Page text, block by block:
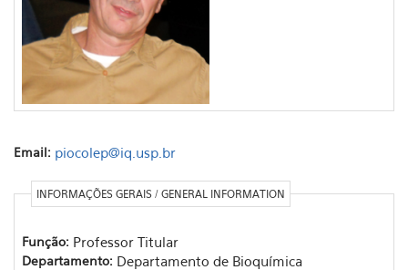
Email: piocolep@iq.usp.br
INFORMAÇÕES GERAIS / GENERAL INFORMATION
Função: Professor Titular
Departamento: Departamento de Bioquímica